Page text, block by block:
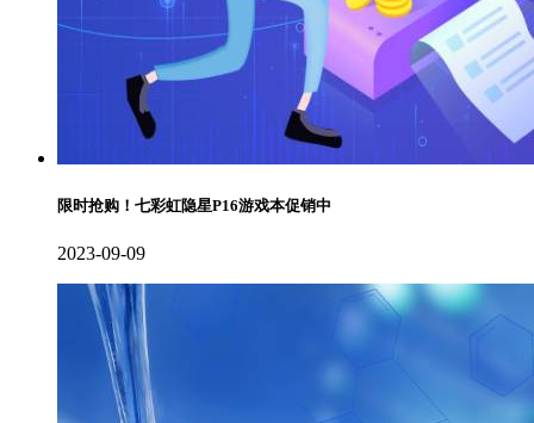
限时抢购！七彩虹隐星P16游戏本促销中
2023-09-09